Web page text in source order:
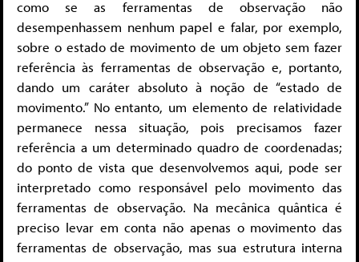
como se as ferramentas de observação não
desempenhassem nenhum papel e falar, por exemplo,
sobre o estado de movimento de um objeto sem fazer
referência às ferramentas de observação e, portanto,
dando um caráter absoluto à noção de “estado de
movimento.” No entanto, um elemento de relatividade
permanece nessa situação, pois precisamos fazer
referência a um determinado quadro de coordenadas;
do ponto de vista que desenvolvemos aqui, pode ser
interpretado como responsável pelo movimento das
ferramentas de observação. Na mecânica quântica é
preciso levar em conta não apenas o movimento das
ferramentas de observação, mas sua estrutura interna